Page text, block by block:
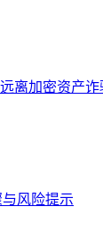
离加密资产
风险提示